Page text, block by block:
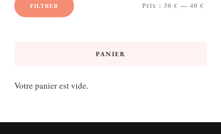
FILTRER Prix : 30 € — 40 €
PANIER
Votre panier est vide.